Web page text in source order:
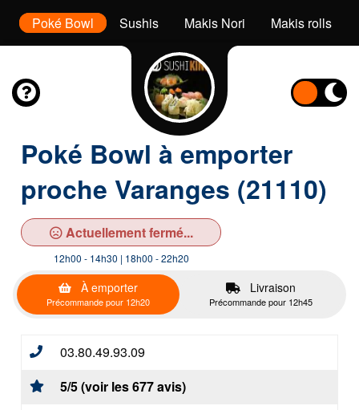
Poké Bowl Sushis Makis Nori Makis rolls
Poké Bowl à emporter
proche Varanges (21110)
Actuellement fermé...
12h00 - 14h30 | 18h00 - 22h20
À emporter
Précommande pour 12h20
Livraison
Précommande pour 12h45
03.80.49.93.09
5/5 (voir les 677 avis)